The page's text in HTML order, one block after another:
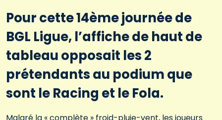
Pour cette 14ème journée de
BGL Ligue, l’affiche de haut de
tableau opposait les 2
prétendants au podium que
sont le Racing et le Fola.
Malgré la « complète » froid-pluie-vent, les joueurs